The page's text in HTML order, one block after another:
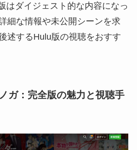
はダイジェスト的な内容になっ
細な情報や未公開シーンを求
述するHulu版の視聴をおすす
ガ：完全版の魅力と視聴手